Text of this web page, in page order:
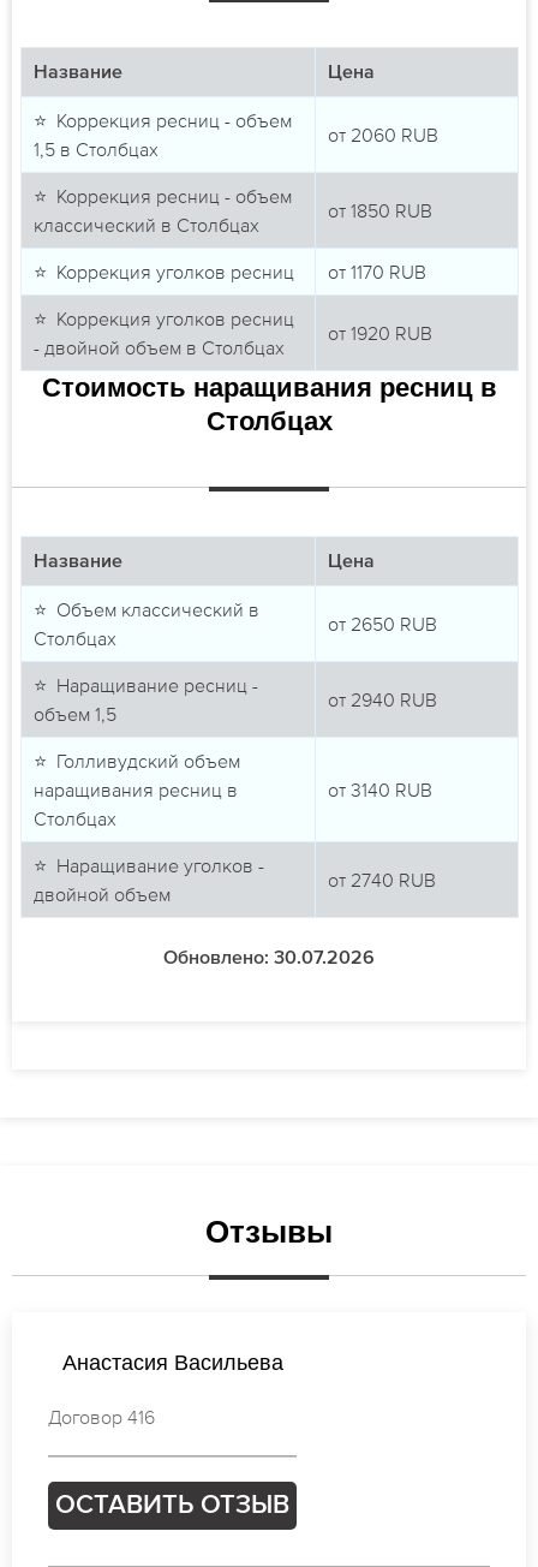
Название Цена
⭐ Коррекция ресниц - объем
1,5 в Столбцах
от 2060 RUB
⭐ Коррекция ресниц - объем
классический в Столбцах
от 1850 RUB
⭐ Коррекция уголков ресниц от 1170 RUB
⭐ Коррекция уголков ресниц
- двойной объем в Столбцах
от 1920 RUB
Стоимость наращивания ресниц в
Столбцах
Название Цена
⭐ Объем классический в
Столбцах
от 2650 RUB
⭐ Наращивание ресниц -
объем 1,5
от 2940 RUB
⭐ Голливудский объем
наращивания ресниц в
Столбцах
от 3140 RUB
⭐ Наращивание уголков -
двойной объем
от 2740 RUB
Обновлено: 30.07.2026
Отзывы
Татьяна Иванова
Договор 689
ОСТАВИТЬ ОТЗЫВ